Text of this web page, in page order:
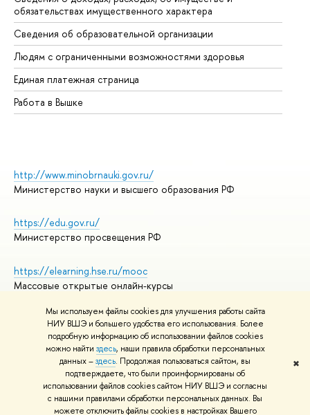
Мы используем файлы cookies для улучшения работы сайта
НИУ ВШЭ и большего удобства его использования. Более
подробную информацию об использовании файлов cookies
можно найти здесь, наши правила обработки персональных
данных –здесь. Продолжая пользоваться сайтом, вы
подтверждаете, что были проинформированы об
использовании файлов cookies сайтом НИУ ВШЭ и согласны
с нашими правилами обработки персональных данных. Вы
можете отключить файлы cookies в настройках Вашего
✖
обязательствах имущественного характера
Сведения об образовательной организации
Людям с ограниченными возможностями здоровья
Единая платежная страница
Работа в Вышке
http://www.minobrnauki.gov.ru/
Министерство науки и высшего образования РФ
https://edu.gov.ru/
Министерство просвещения РФ
https://elearning.hse.ru/mooc
Массовые открытые онлайн-курсы
© НИУ ВШЭ 1993–2026
Адреса и контакты
Условия использования материалов
Политика конфиденциальности
Правила применения рекомендательных технологий в НИУ ВШЭ
Карта сайта